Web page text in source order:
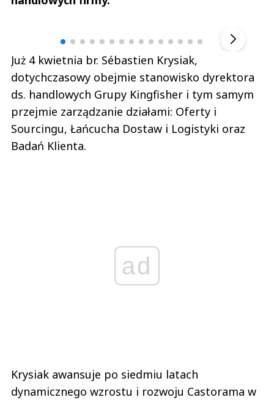
Już 4 kwietnia br. Sébastien Krysiak,
dotychczasowy obejmie stanowisko dyrektora
ds. handlowych Grupy Kingfisher i tym samym
przejmie zarządzanie działami: Oferty i
Sourcingu, Łańcucha Dostaw i Logistyki oraz
Badań Klienta.
ad
Krysiak awansuje po siedmiu latach
dynamicznego wzrostu i rozwoju Castorama w